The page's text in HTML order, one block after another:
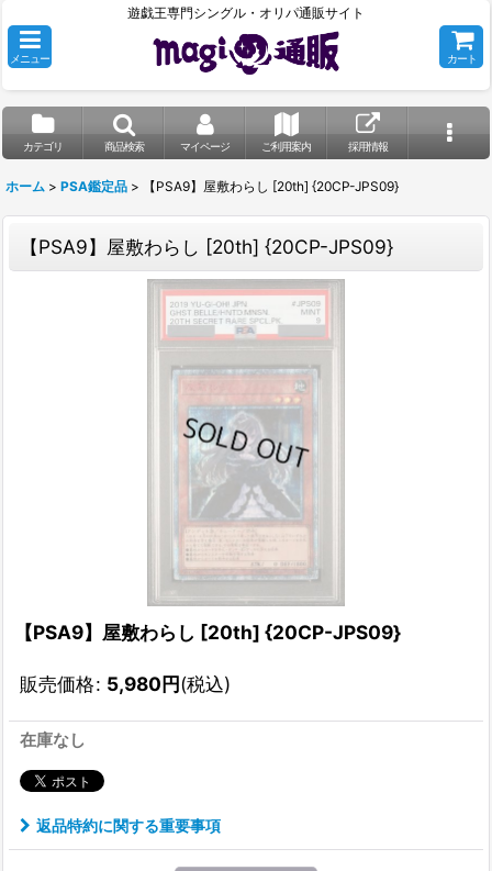
遊戯王専門シングル・オリパ通販サイト
メニュー カート
カテゴリ 商品検索 マイページ ご利用案内 採用情報
ホーム > PSA鑑定品 > 【PSA9】屋敷わらし [20th] {20CP-JPS09}
【PSA9】屋敷わらし [20th] {20CP-JPS09}
【PSA9】屋敷わらし [20th] {20CP-JPS09}
販売価格: 5,980円(税込)
在庫なし
返品特約に関する重要事項